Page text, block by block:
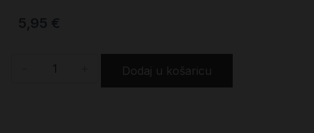
5,95 €
Dodaj u košaricu